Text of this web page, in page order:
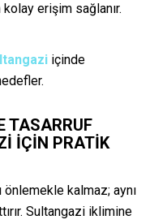
erişim sağlanır.
içinde
TASARRUF
İÇIN PRATIK
önlemekle kalmaz; aynı
Sultangazi iklimine